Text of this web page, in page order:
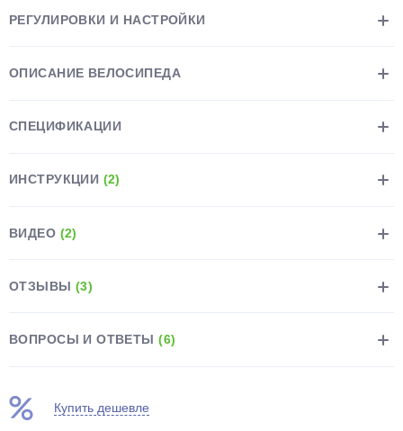
РЕГУЛИРОВКИ И НАСТРОЙКИ
ОПИСАНИЕ ВЕЛОСИПЕДА
СПЕЦИФИКАЦИИ
ИНСТРУКЦИИ (2)
ВИДЕО (2)
ОТЗЫВЫ (3)
ВОПРОСЫ И ОТВЕТЫ(6)
Купить дешевле